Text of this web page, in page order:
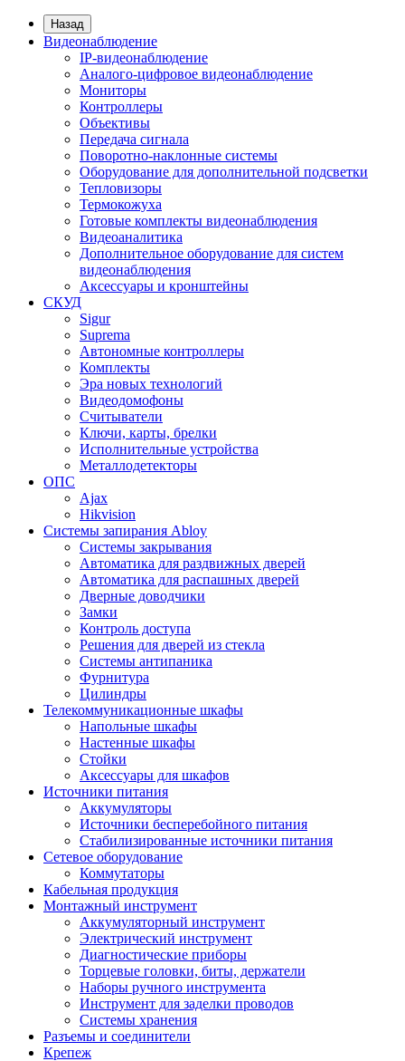
Назад
Видеонаблюдение
IP-видеонаблюдение
Аналого-цифровое видеонаблюдение
Мониторы
Контроллеры
Объективы
Передача сигнала
Поворотно-наклонные системы
Оборудование для дополнительной подсветки
Тепловизоры
Термокожуха
Готовые комплекты видеонаблюдения
Видеоаналитика
Дополнительное оборудование для систем
видеонаблюдения
Аксессуары и кронштейны
СКУД
Sigur
Suprema
Автономные контроллеры
Комплекты
Эра новых технологий
Видеодомофоны
Считыватели
Ключи, карты, брелки
Исполнительные устройства
Металлодетекторы
ОПС
Ajax
Hikvision
Системы запирания Abloy
Cистемы закрывания
Автоматика для раздвижных дверей
Автоматика для распашных дверей
Дверные доводчики
Замки
Контроль доступа
Решения для дверей из стекла
Системы антипаника
Фурнитура
Цилиндры
Телекоммуникационные шкафы
Напольные шкафы
Настенные шкафы
Стойки
Аксессуары для шкафов
Источники питания
Аккумуляторы
Источники бесперебойного питания
Стабилизированные источники питания
Сетевое оборудование
Коммутаторы
Кабельная продукция
Монтажный инструмент
Аккумуляторный инструмент
Электрический инструмент
Диагностические приборы
Торцевые головки, биты, держатели
Наборы ручного инструмента
Инструмент для заделки проводов
Системы хранения
Разъемы и соединители
Крепеж